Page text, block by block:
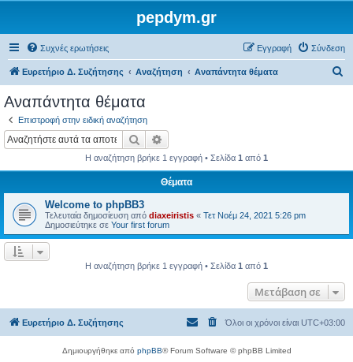
pepdym.gr
Συχνές ερωτήσεις Σύνδεση
Εγγραφή
Ευρετήριο Δ. Συζήτησης Αναζήτηση Αναπάντητα θέματα
Αναπάντητα θέματα
Επιστροφή στην ειδική αναζήτηση
Αναζήτηση
Η αναζήτηση βρήκε 1 εγγραφή • Σελίδα 1 από 1
Θέματα
Welcome to phpBB3
Τελευταία δημοσίευση από diaxeiristis « Τετ Νοέμ 24, 2021 5:26 pm
Δημοσιεύτηκε σε Your first forum
Η αναζήτηση βρήκε 1 εγγραφή • Σελίδα 1 από 1
Μετάβαση σε
Ευρετήριο Δ. Συζήτησης Όλοι οι χρόνοι είναι UTC+03:00
Δημιουργήθηκε από phpBB® Forum Software © phpBB Limited